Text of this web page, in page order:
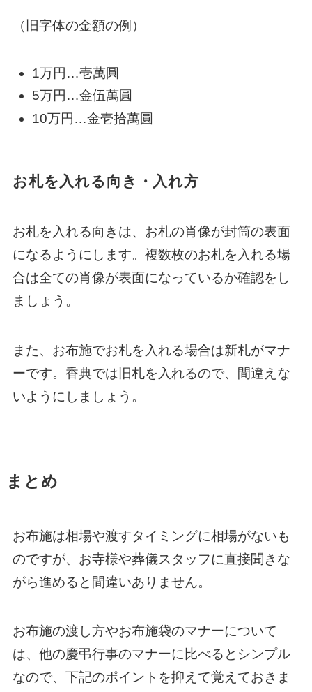
（旧字体の金額の例）
1万円…壱萬圓
5万円…金伍萬圓
10万円…金壱拾萬圓
お札を入れる向き・入れ方
お札を入れる向きは、お札の肖像が封筒の表面
になるようにします。複数枚のお札を入れる場
合は全ての肖像が表面になっているか確認をし
ましょう。
また、お布施でお札を入れる場合は新札がマナ
ーです。香典では旧札を入れるので、間違えな
いようにしましょう。
まとめ
お布施は相場や渡すタイミングに相場がないも
のですが、お寺様や葬儀スタッフに直接聞きな
がら進めると間違いありません。
お布施の渡し方やお布施袋のマナーについて
は、他の慶弔行事のマナーに比べるとシンプル
なので、下記のポイントを抑えて覚えておきま